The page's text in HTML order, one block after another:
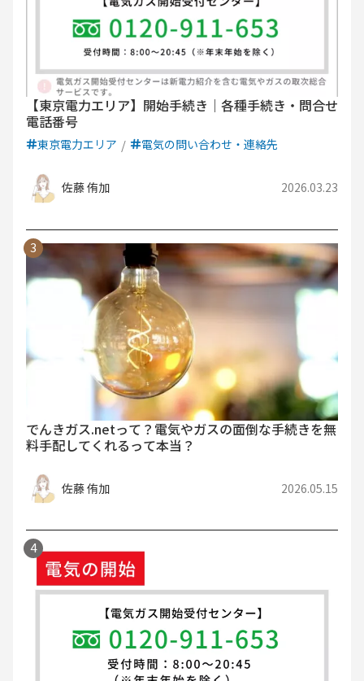
【東京電力エリア】開始手続き｜各種手続き・問合せ
電話番号
東京電力エリア 電気の問い合わせ・連絡先
佐藤 侑加 2026.03.23
でんきガス.netって？電気やガスの面倒な手続きを無
料手配してくれるって本当？
佐藤 侑加 2026.05.15